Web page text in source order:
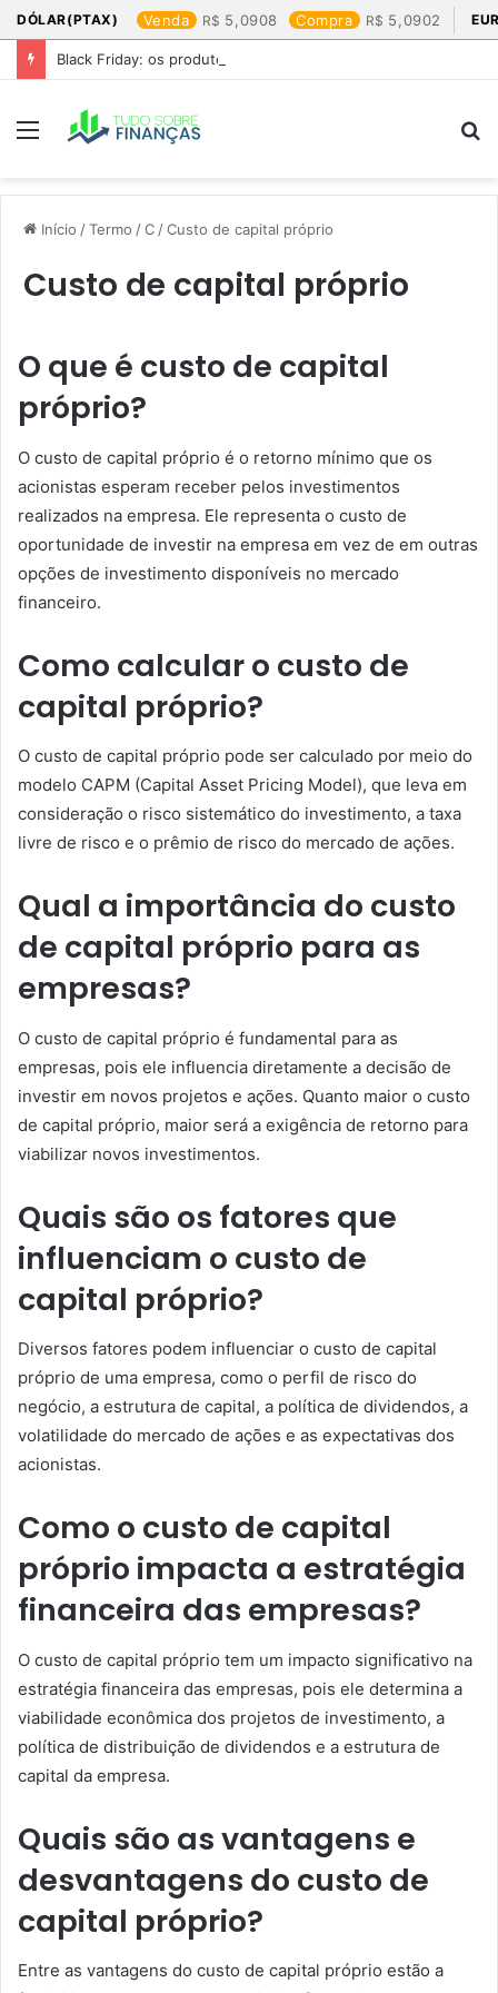
DÓLAR(PTAX) Venda 5,0908 Compra 5,0902
Black Friday: os produtos que mais valem a pena
Menu
Início /Termo /C /Custo de capital próprio
Custo de capital próprio
O que é custo de capital
próprio?
O custo de capital próprio é o retorno mínimo que os
acionistas esperam receber pelos investimentos
realizados na empresa. Ele representa o custo de
oportunidade de investir na empresa em vez de em outras
opções de investimento disponíveis no mercado
financeiro.
Como calcular o custo de
capital próprio?
O custo de capital próprio pode ser calculado por meio do
modelo CAPM (Capital Asset Pricing Model), que leva em
consideração o risco sistemático do investimento, a taxa
livre de risco e o prêmio de risco do mercado de ações.
Qual a importância do custo
de capital próprio para as
empresas?
O custo de capital próprio é fundamental para as
empresas, pois ele influencia diretamente a decisão de
investir em novos projetos e ações. Quanto maior o custo
de capital próprio, maior será a exigência de retorno para
viabilizar novos investimentos.
Quais são os fatores que
influenciam o custo de
capital próprio?
Diversos fatores podem influenciar o custo de capital
próprio de uma empresa, como o perfil de risco do
negócio, a estrutura de capital, a política de dividendos, a
volatilidade do mercado de ações e as expectativas dos
acionistas.
Como o custo de capital
próprio impacta a estratégia
financeira das empresas?
O custo de capital próprio tem um impacto significativo na
estratégia financeira das empresas, pois ele determina a
viabilidade econômica dos projetos de investimento, a
política de distribuição de dividendos e a estrutura de
capital da empresa.
Quais são as vantagens e
desvantagens do custo de
capital próprio?
Entre as vantagens do custo de capital próprio estão a